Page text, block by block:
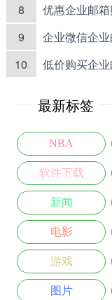
8
优惠企业邮
9
企业微信企
10
低价购买企
最新标签
NBA
软件下载
新闻
电影
游戏
图片